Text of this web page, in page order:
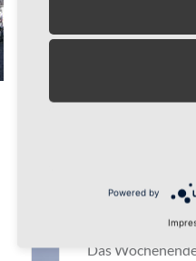
Unser
Das
Powered by